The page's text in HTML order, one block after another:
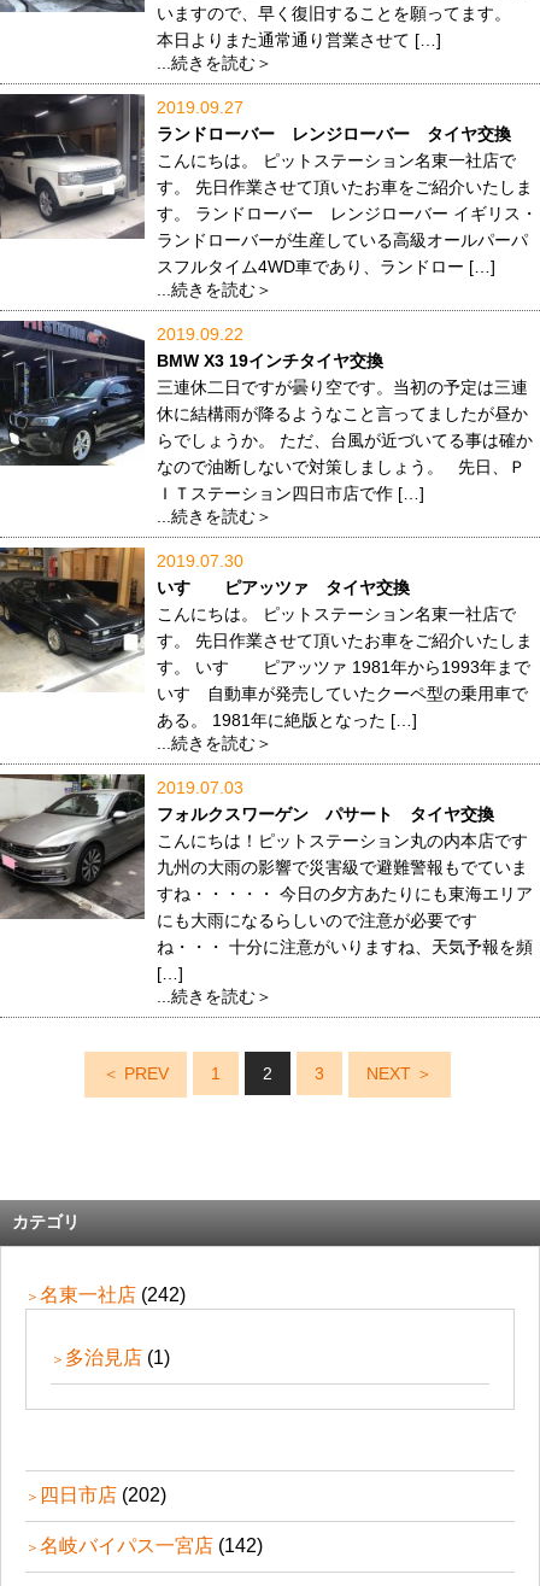
いますので、早く復旧することを願ってます。
本日よりまた通常通り営業させて […]
...続きを読む＞
2019.09.27
ランドローバー レンジローバー タイヤ交換
こんにちは。 ピットステーション名東一社店で
す。 先日作業させて頂いたお車をご紹介いたしま
す。 ランドローバー レンジローバー イギリス・
ランドローバーが生産している高級オールパーパ
スフルタイム4WD車であり、ランドロー […]
...続きを読む＞
2019.09.22
BMW X3 19インチタイヤ交換
三連休二日ですが曇り空です。当初の予定は三連
休に結構雨が降るようなこと言ってましたが昼か
らでしょうか。 ただ、台風が近づいてる事は確か
なので油断しないで対策しましょう。 先日、Ｐ
ＩＴステーション四日市店で作 […]
...続きを読む＞
2019.07.30
いすゞ ピアッツァ タイヤ交換
こんにちは。 ピットステーション名東一社店で
す。 先日作業させて頂いたお車をご紹介いたしま
す。 いすゞ ピアッツァ 1981年から1993年まで
いすゞ自動車が発売していたクーペ型の乗用車で
ある。 1981年に絶版となった […]
...続きを読む＞
2019.07.03
フォルクスワーゲン パサート タイヤ交換
こんにちは！ピットステーション丸の内本店です
九州の大雨の影響で災害級で避難警報もでていま
すね・・・・・ 今日の夕方あたりにも東海エリア
にも大雨になるらしいので注意が必要です
ね・・・ 十分に注意がいりますね、天気予報を頻
[…]
...続きを読む＞
＜ PREV 1 2 3 NEXT ＞
カテゴリ
名東一社店 (242)
多治見店 (1)
四日市店 (202)
名岐バイパス一宮店 (142)